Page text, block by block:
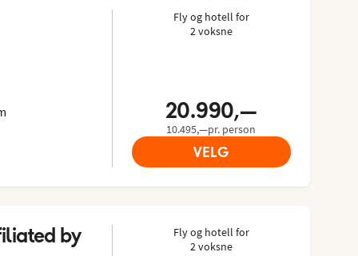
Fly og hotell for
2 voksne
20.990,—
10.495,—pr. person
VELG
by
Fly og hotell for
2 voksne